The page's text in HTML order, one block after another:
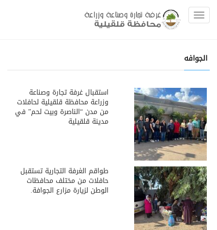
Toggle navigation
الجوافه
استقبال غرفة تجارة وصناعة
وزراعة محافظة قلقيلية لحافلات
من مدن “الناصرة وبيت لحم” في
مدينة قلقيلية
طواقم الغرفة التجارية تستقبل
حافلات من مختلف محافظات
الوطن لزيارة مزارع الجوافة.